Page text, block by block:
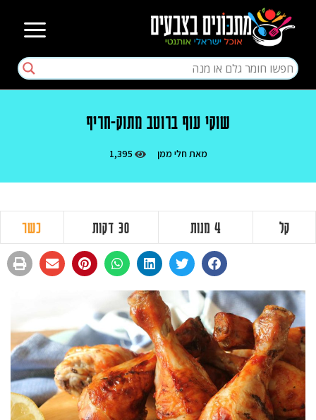
שוקי עוף ברוטב מתוק-חריף
מאתחלי ממן 1,395
קל 4 מנות 30 דקות כשר